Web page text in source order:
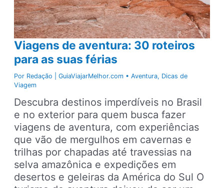
Viagens de aventura: 30 roteiros
para as suas férias
Por Redação | GuiaViajarMelhor.com •Aventura, Dicas de
Viagem
Descubra destinos imperdíveis no Brasil
e no exterior para quem busca fazer
viagens de aventura, com experiências
que vão de mergulhos em cavernas e
trilhas por chapadas até travessias na
selva amazônica e expedições em
desertos e geleiras da América do Sul O